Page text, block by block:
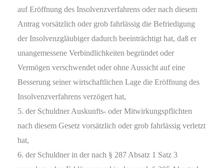
auf Eröffnung des Insolvenzverfahrens oder nach diesem
Antrag vorsätzlich oder grob fahrlässig die Befriedigung
der Insolvenzgläubiger dadurch beeinträchtigt hat, daß er
unangemessene Verbindlichkeiten begründet oder
Vermögen verschwendet oder ohne Aussicht auf eine
Besserung seiner wirtschaftlichen Lage die Eröffnung des
Insolvenzverfahrens verzögert hat,
5. der Schuldner Auskunfts- oder Mitwirkungspflichten
nach diesem Gesetz vorsätzlich oder grob fahrlässig verletzt
hat,
6. der Schuldner in der nach § 287 Absatz 1 Satz 3